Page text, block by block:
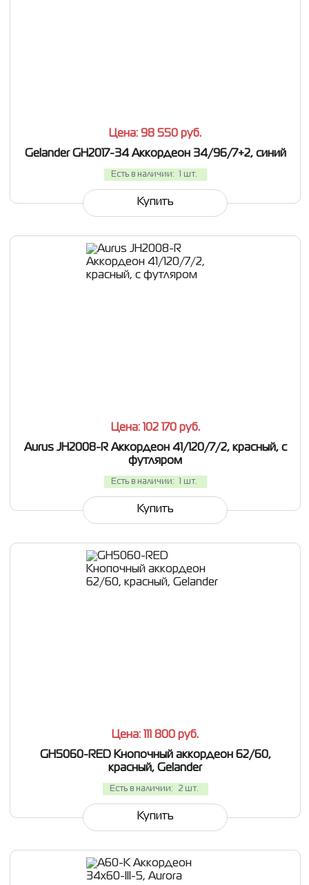
Цена: 98 550 руб.
Gelander GH2017-34 Аккордеон 34/96/7+2, синий
Есть в наличии: 1 шт.
Купить
Цена: 102 170 руб.
Aurus JH2008-R Аккордеон 41/120/7/2, красный, с
футляром
Есть в наличии: 1 шт.
Купить
Цена: 111 800 руб.
GH5060-RED Кнопочный аккордеон 62/60,
красный, Gelander
Есть в наличии: 2 шт.
Купить